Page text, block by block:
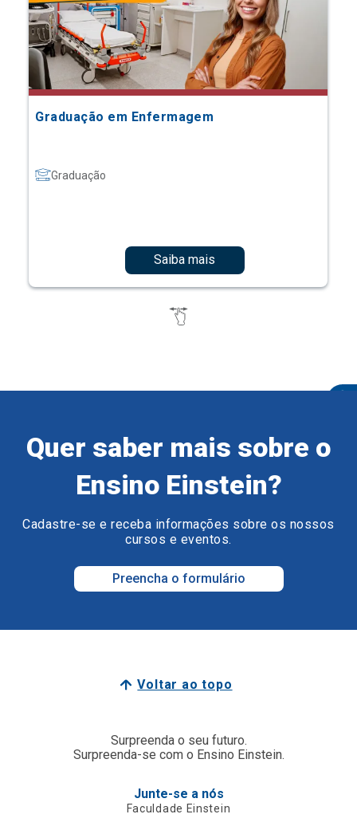
Graduação em Enfermagem
Graduação
Saiba mais
Quer saber mais sobre o
Ensino Einstein?
Cadastre-se e receba informações sobre os nossos
cursos e eventos.
Preencha o formulário
Voltar ao topo
Surpreenda o seu futuro.
Surpreenda-se com o Ensino Einstein.
Junte-se a nós
Faculdade Einstein